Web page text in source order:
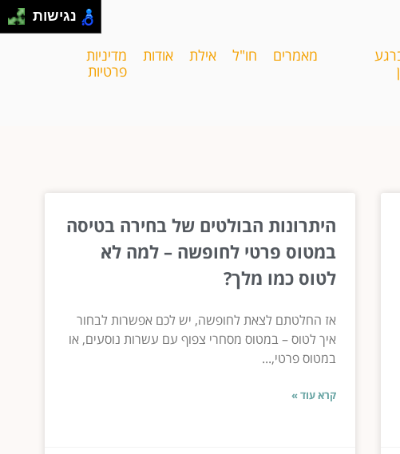
מאמרים חו"ל אילת אודות
מדיניות
פרטיות
היתרונות הבולטים של בחירה בטיסה
במטוס פרטי לחופשה – למה לא
לטוס כמו מלך?
אז החלטתם לצאת לחופשה, יש לכם אפשרות לבחור
איך לטוס – במטוס מסחרי צפוף עם עשרות נוסעים, או
במטוס פרטי,...
קרא עוד »
נגישות